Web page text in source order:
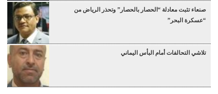
صنعاء تثبت معادلة “الحصار بالحصار” وتحذر الرياض من
“عسكرة البحر”
تلاشي التحالفات أمام البأس اليماني